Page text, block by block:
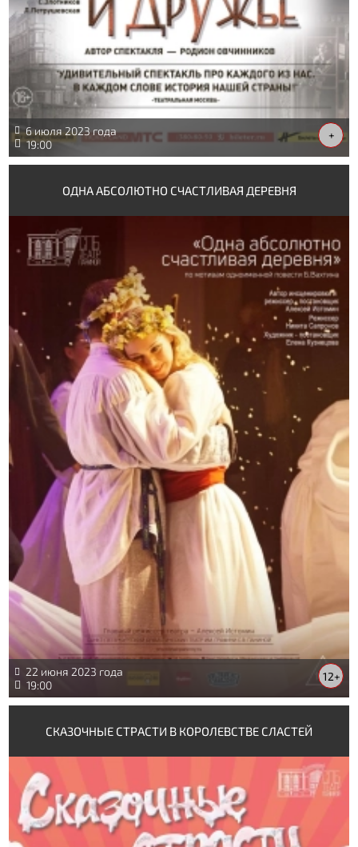
6 июля 2023 года
19:00
+
ОДНА АБСОЛЮТНО СЧАСТЛИВАЯ ДЕРЕВНЯ
22 июня 2023 года
19:00
12+
СКАЗОЧНЫЕ СТРАСТИ В КОРОЛЕВСТВЕ СЛАСТЕЙ